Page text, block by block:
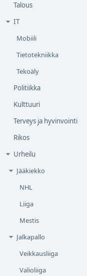
Talous
IT
Mobiili
Tietotekniikka
Tekoäly
Politiikka
Kulttuuri
Terveys ja hyvinvointi
Rikos
Urheilu
Jääkiekko
NHL
Liiga
Mestis
Jalkapallo
Veikkausliiga
Valioliiga